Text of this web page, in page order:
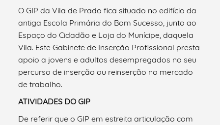
O GIP da Vila de Prado fica situado no edifício da
antiga Escola Primária do Bom Sucesso, junto ao
Espaço do Cidadão e Loja do Munícipe, daquela
Vila. Este Gabinete de Inserção Profissional presta
apoio a jovens e adultos desempregados no seu
percurso de inserção ou reinserção no mercado
de trabalho.
ATIVIDADES DO GIP
De referir que o GIP em estreita articulação com